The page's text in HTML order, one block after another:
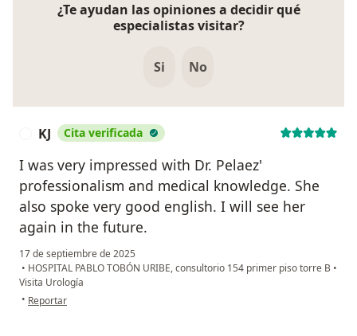
¿Te ayudan las opiniones a decidir qué
especialistas visitar?
Si No
KJ Cita verificada
I was very impressed with Dr. Pelaez'
professionalism and medical knowledge. She
also spoke very good english. I will see her
again in the future.
17 de septiembre de 2025
• HOSPITAL PABLO TOBÓN URIBE, consultorio 154 primer piso torre B •
Visita Urología
• en opinión del usuario KJ
Reportar